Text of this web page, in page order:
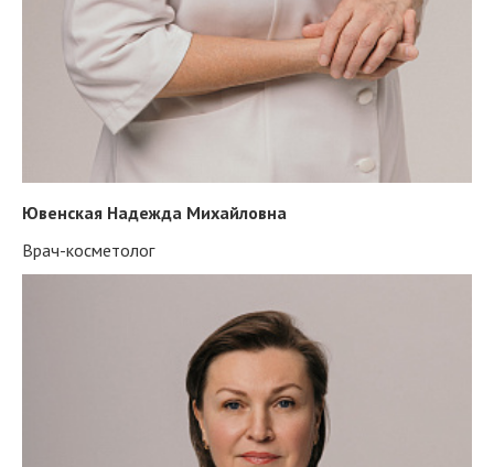
Ювенская Надежда Михайловна
Врач-косметолог